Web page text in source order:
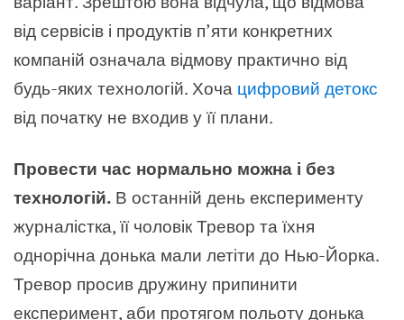
від сервісів і продуктів п’яти конкретних
компаній означала відмову практично від
будь-яких технологій. Хоча цифровий детокс
від початку не входив у її плани.
Провести час нормально можна і без
технологій. В останній день експерименту
журналістка, її чоловік Тревор та їхня
однорічна донька мали летіти до Нью-Йорка.
Тревор просив дружину припинити
експеримент, аби протягом польоту донька